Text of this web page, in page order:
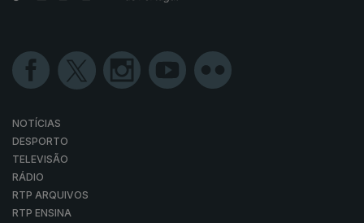
NOTÍCIAS
DESPORTO
TELEVISÃO
RÁDIO
RTP ARQUIVOS
RTP ENSINA